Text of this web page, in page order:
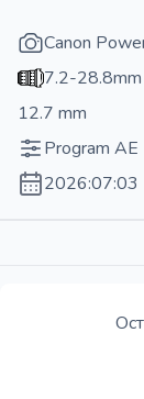
Canon
7.2-28.8mm
12.7 mm
Program AE
2026:07:03